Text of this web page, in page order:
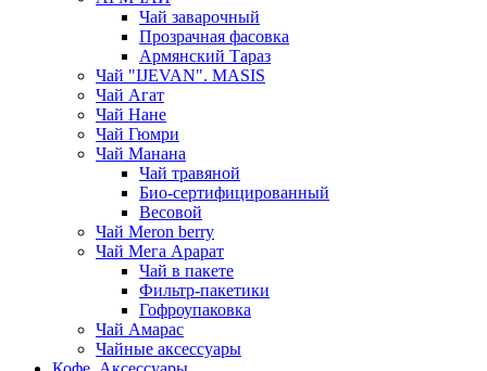
Чай заварочный
Прозрачная фасовка
Армянский Тараз
Чай "IJEVAN". MASIS
Чай Агат
Чай Нане
Чай Гюмри
Чай Манана
Чай травяной
Био-сертифицированный
Весовой
Чай Meron berry
Чай Мега Арарат
Чай в пакете
Фильтр-пакетики
Гофроупаковка
Чай Амарас
Чайные аксессуары